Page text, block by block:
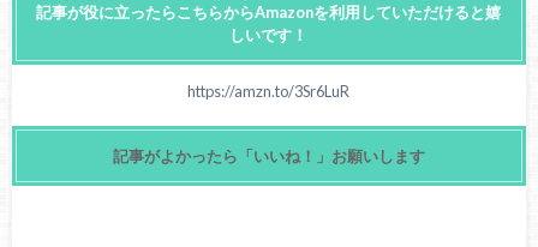
記事が役に立ったらこちらからAmazonを利用していただけると嬉
しいです！
https://amzn.to/3Sr6LuR
記事がよかったら「いいね！」お願いします